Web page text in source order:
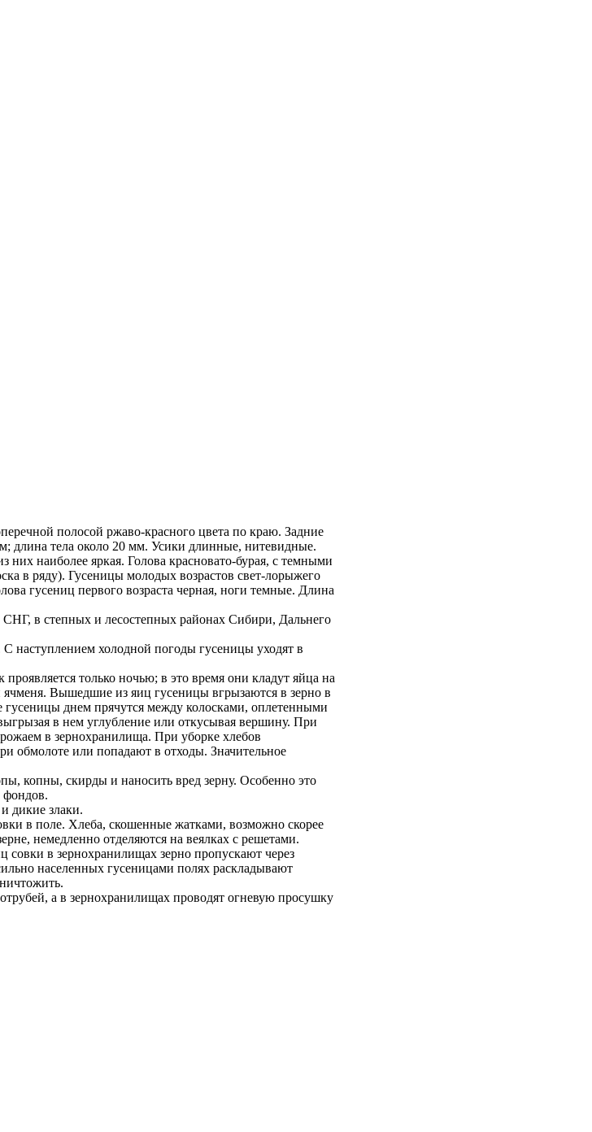
полосой ржаво-красного цвета по краю. Задние
длина тела около 20 мм. Усики длинные, нитевидные.
наиболее яркая. Голова красновато-бурая, с темными
в ряду). Гусеницы молодых возрастов свет-лорыжего
гусениц первого возраста черная, ноги темные. Длина
СНГ, в степных и лесостепных районах Си­бири, Дальнего
наступлением холодной погоды гусеницы уходят в
только ночью; в это время они кладут яйца на
Вышедшие из яиц гусеницы вгрызаются в зерно в
гусеницы днем прячутся между колосками, оплетенными
в нем углубление или откусывая вершину. При
в зернохранилища. При уборке хлебов
обмолоте или попадают в отходы. Значительное
копны, скирды и наносить вред зерну. Особенно это
фондов.
и дикие злаки.
в поле. Хлеба, скошенные жатками, возможно скорее
немедленно отделяются на веялках с ре­шетами.
в зернохранилищах зерно пропускают через
населенных гусеницами полях раскладывают
а в зернохранилищах проводят огневую про­сушку